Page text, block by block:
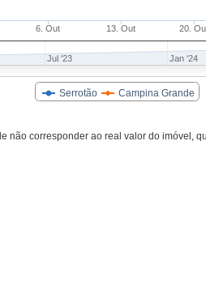
Serrotão Campina Grande
6. Out 13. Out 20.
Jul '23 Jan '24
corresponder ao real valor do imóvel,